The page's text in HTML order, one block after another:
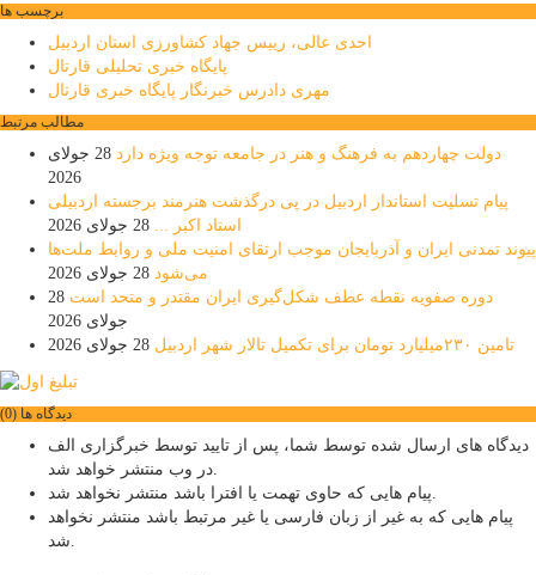
برچسب ها
احدی عالی، رییس جهاد کشاورزی استان اردبیل
پایگاه خبری تحلیلی قارتال
مهری دادرس خبرنگار پایگاه خبری قارتال
مطالب مرتبط
دولت چهاردهم به فرهنگ و هنر در جامعه توجه ویژه دارد
28 جولای
2026
پیام تسلیت استاندار اردبیل در پی درگذشت هنرمند برجسته اردبیلی
استاد اکبر ...
28 جولای 2026
پیوند تمدنی ایران و آذربایجان موجب ارتقای امنیت ملی و روابط ملت‌ها
می‌شود 28 جولای 2026
دوره صفویه نقطه عطف شکل‌گیری ایران مقتدر و متحد است 28
جولای 2026
تامین ۲۳۰میلیارد تومان برای تکمیل تالار شهر اردبیل
28 جولای 2026
دیدگاه ها (0)
دیدگاه های ارسال شده توسط شما، پس از تایید توسط خبرگزاری الف
پیام هایی که به غیر از زبان فارسی یا غیر مرتبط باشد منتشر نخواهد